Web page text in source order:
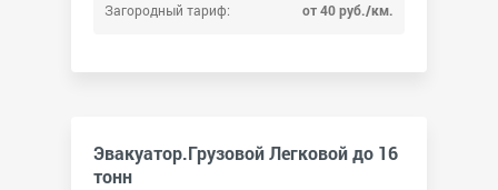
Загородный тариф: от 40 руб./км.
Эвакуатор.Грузовой Легковой до 16
тонн